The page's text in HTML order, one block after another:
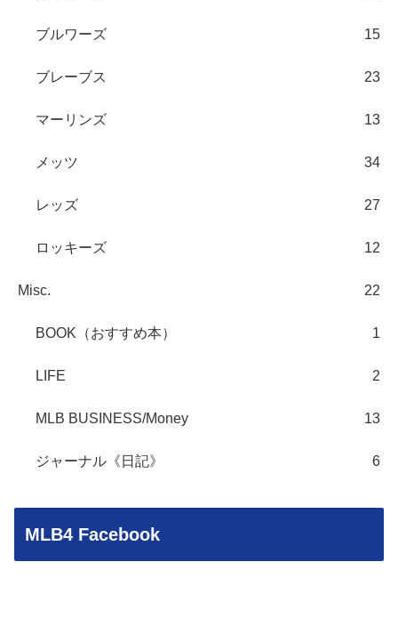
ブルワーズ 15
ブレーブス 23
マーリンズ 13
メッツ 34
レッズ 27
ロッキーズ 12
Misc. 22
BOOK（おすすめ本） 1
LIFE 2
MLB BUSINESS/Money 13
ジャーナル《日記》 6
MLB4 Facebook